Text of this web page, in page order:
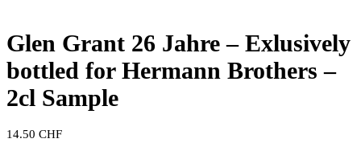
Glen Grant 26 Jahre – Exlusively
bottled for Hermann Brothers –
2cl Sample
14.50 CHF